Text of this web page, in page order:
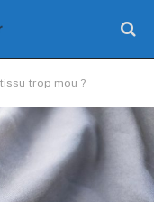
trop mou ?